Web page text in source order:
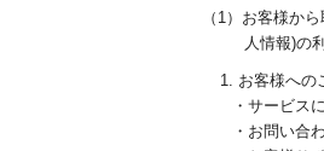
（1）お客様か
人情報)の
1. お客様への
・サービス
・お問い合